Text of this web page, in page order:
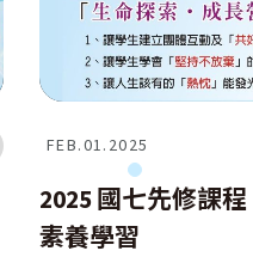
FEB.01.2025
2025 國七先修課
素養學習